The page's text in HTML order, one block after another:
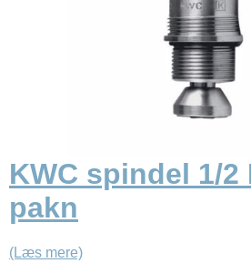
KWC spindel 1/2
pakn
(Læs mere)